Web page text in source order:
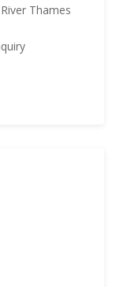
Thames